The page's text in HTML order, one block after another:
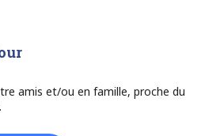
amis et/ou en famille, proche du